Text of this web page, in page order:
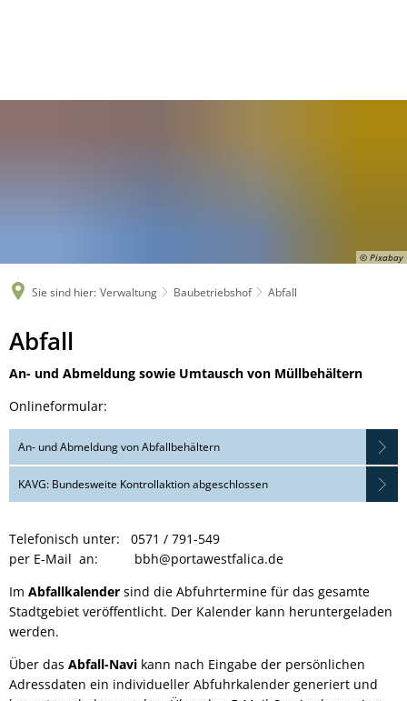
© Pixabay
Sie sind hier: Verwaltung Baubetriebshof Abfall
Abfall
Abfall
An- und Abmeldung sowie Umtausch von Müllbehältern
Onlineformular:
An- und Abmeldung von Abfallbehältern
KAVG: Bundesweite Kontrollaktion abgeschlossen
Telefonisch unter: 0571 / 791-549
per E-Mail an: bbh@portawestfalica.de
Im Abfallkalender sind die Abfuhrtermine für das gesamte
Stadtgebiet veröffentlicht. Der Kalender kann heruntergeladen
werden.
Über das Abfall-Navi kann nach Eingabe der persönlichen
Adressdaten ein individueller Abfuhrkalender generiert und